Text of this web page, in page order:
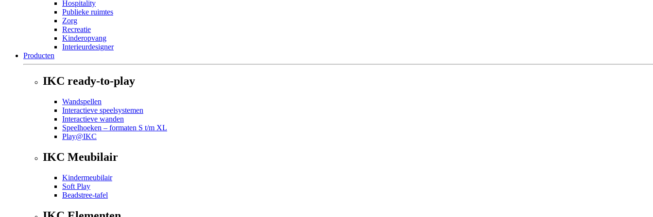
Hospitality
Publieke ruimtes
Zorg
Recreatie
Kinderopvang
Interieurdesigner
Producten
IKC ready-to-play
Wandspellen
Interactieve speelsystemen
Interactieve wanden
Speelhoeken – formaten S t/m XL
Play@IKC
IKC Meubilair
Kindermeubilair
Soft Play
Beadstree-tafel